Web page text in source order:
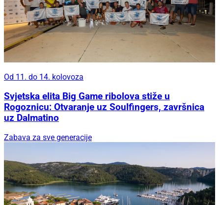
Od 11. do 14. kolovoza
Svjetska elita Big Game ribolova stiže u
Rogoznicu: Otvaranje uz Soulfingers, završnica
uz Dalmatino
Zabava za sve generacije